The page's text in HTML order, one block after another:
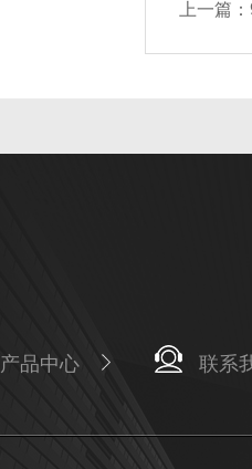
上一篇：
产品中心 联系